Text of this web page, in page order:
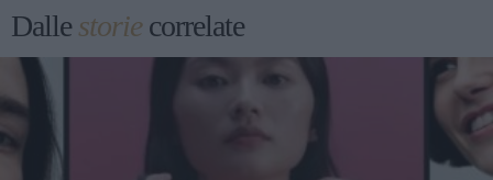
Dallestoriecorrelate